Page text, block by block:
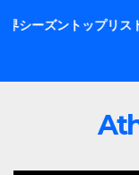
リスト2位 【